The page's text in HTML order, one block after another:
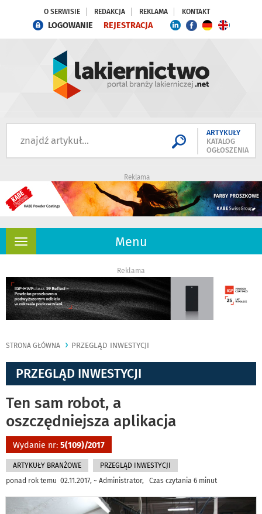
O SERWISIE REDAKCJA REKLAMA KONTAKT
LOGOWANIE REJESTRACJA
ARTYKUŁY
KATALOG
OGŁOSZENIA
Reklama
Menu
Rozwiń
Reklama
STRONA GŁÓWNA PRZEGLĄD INWESTYCJI
PRZEGLĄD INWESTYCJI
Ten sam robot, a
oszczędniejsza aplikacja
Wydanie nr: 5(109)/2017
ARTYKUŁY BRANŻOWE
PRZEGLĄD INWESTYCJI
ponad rok temu 02.11.2017, ~ Administrator, Czas czytania 6 minut